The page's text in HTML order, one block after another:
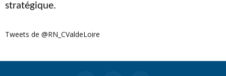
stratégique.
Tweets de @RN_CValdeLoire